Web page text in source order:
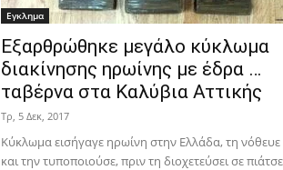
Εγκλημα
Εξαρθρώθηκε μεγάλο κύκλωμα
διακίνησης ηρωίνης με έδρα …
ταβέρνα στα Καλύβια Αττικής
Τρ, 5 Δεκ, 2017
Κύκλωμα εισήγαγε ηρωίνη στην Ελλάδα, τη νόθευε
και την τυποποιούσε, πριν τη διοχετεύσει σε